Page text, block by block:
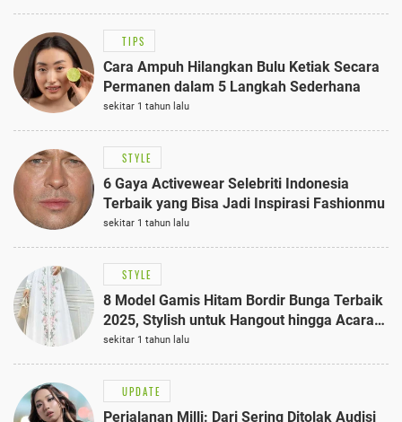
TIPS
Cara Ampuh Hilangkan Bulu Ketiak Secara
Permanen dalam 5 Langkah Sederhana
sekitar 1 tahun lalu
STYLE
6 Gaya Activewear Selebriti Indonesia
Terbaik yang Bisa Jadi Inspirasi Fashionmu
sekitar 1 tahun lalu
STYLE
8 Model Gamis Hitam Bordir Bunga Terbaik
2025, Stylish untuk Hangout hingga Acara
Semi-Formal
sekitar 1 tahun lalu
UPDATE
Perjalanan Milli: Dari Sering Ditolak Audisi